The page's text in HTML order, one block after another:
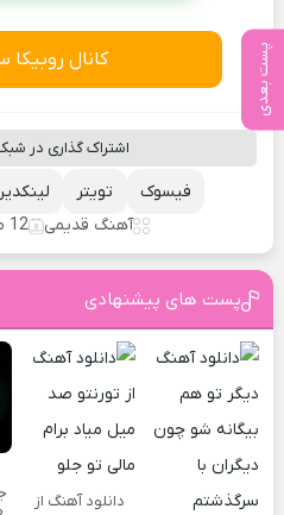
پست بعدی کانال
اشتراک گذاری در
تویتر
فیسوک
آهنگ قدیمی
12 می 2020
پست های پیشنهادی
دانلود آهنگ از